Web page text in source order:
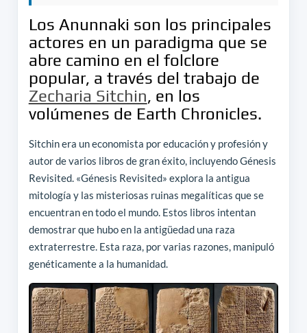
Los Anunnaki son los principales
actores en un paradigma que se
abre camino en el folclore
popular, a través del trabajo de
Zecharia Sitchin, en los
volúmenes de Earth Chronicles.
Sitchin era un economista por educación y profesión y
autor de varios libros de gran éxito, incluyendo Génesis
Revisited. «Génesis Revisited» explora la antigua
mitología y las misteriosas ruinas megalíticas que se
encuentran en todo el mundo. Estos libros intentan
demostrar que hubo en la antigüedad una raza
extraterrestre. Esta raza, por varias razones, manipuló
genéticamente a la humanidad.